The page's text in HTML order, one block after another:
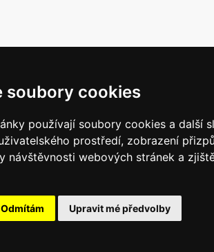
soubory cookies
používají soubory cookies a další
prostředí, zobrazení
návštěvnosti webových stránek a
Odmítám Upravit mé předvolby
Napište nám
Vaše náměty, komentáře,
dotazy nezůstanou bez odezvy.